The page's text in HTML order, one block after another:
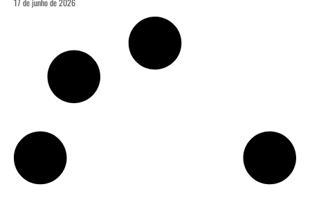
17 de junho de 2026